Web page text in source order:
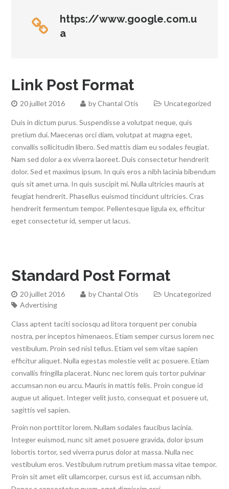
https://www.google.com.u
a
Link Post Format
20 juillet 2016 byChantal Otis Uncategorized
Duis in dictum purus. Suspendisse a volutpat neque, quis
pretium dui. Maecenas orci diam, volutpat at magna eget,
convallis sollicitudin libero. Sed mattis diam eu sodales feugiat.
Nam sed dolor a ex viverra laoreet. Duis consectetur hendrerit
dolor. Sed et maximus ipsum. In quis eros a nibh lacinia bibendum
quis sit amet urna. In quis suscipit mi. Nulla ultricies mauris at
feugiat hendrerit. Phasellus euismod tincidunt ultricies. Cras
hendrerit fermentum tempor. Pellentesque ligula ex, efficitur
eget consectetur id, semper ut lacus.
Standard Post Format
20 juillet 2016 byChantal Otis
Uncategorized
Advertising
Class aptent taciti sociosqu ad litora torquent per conubia
nostra, per inceptos himenaeos. Etiam semper cursus lorem nec
vestibulum. Proin sed nisl tellus. Etiam vel sem vitae sapien
efficitur aliquet. Nulla egestas molestie velit ac posuere. Etiam
convallis fringilla placerat. Nunc nec lorem quis tortor pulvinar
accumsan non eu arcu. Mauris in mattis felis. Proin congue id
augue ut aliquet. Integer velit justo, consequat et posuere ut,
sagittis vel sapien.
Proin non porttitor lorem. Nullam sodales faucibus lacinia.
Integer euismod, nunc sit amet posuere gravida, dolor ipsum
lobortis tortor, sed viverra purus dolor at massa. Nulla nec
vestibulum eros. Vestibulum rutrum pretium massa vitae tempor.
Proin sit amet elit ullamcorper, cursus est id, accumsan nibh.